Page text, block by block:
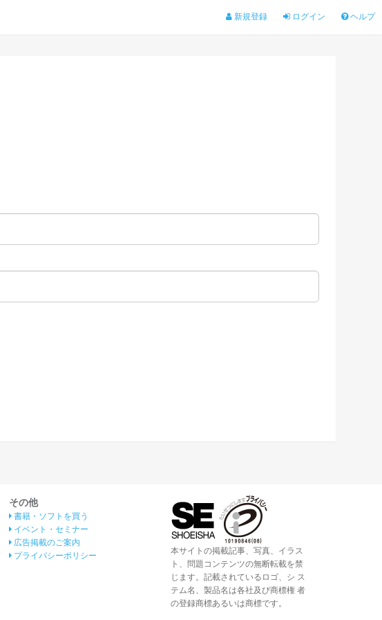
新規登録 ログイン ヘルプ
その他
書籍・ソフトを買う
イベント・セミナー
広告掲載のご案内
プライバシーポリシー
本サイトの掲載記事、写真、イラス
ト、問題コンテンツの無断転載を禁
じます。記載されているロゴ、シ ス
テム名、製品名は各社及び商標権 者
の登録商標あるいは商標です。